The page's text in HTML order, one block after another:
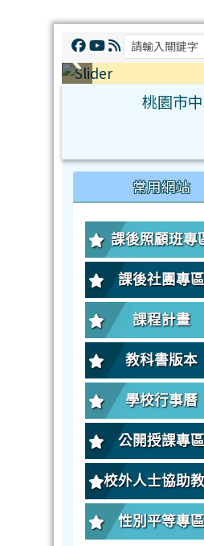
桃園市
常用網站
課後照顧班專
課後社團專區
課程計畫
教科書版本
學校行事曆
公開授課專區
校外人士協助
性別平等專